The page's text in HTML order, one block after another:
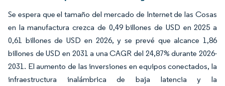
Se espera que el tamaño del mercado de Internet de las Cosas
en la manufactura crezca de 0,49 billones de USD en 2025 a
0,61 billones de USD en 2026, y se prevé que alcance 1,86
billones de USD en 2031 a una CAGR del 24,87% durante 2026-
2031. El aumento de las inversiones en equipos conectados, la
infraestructura inalámbrica de baja latencia y la